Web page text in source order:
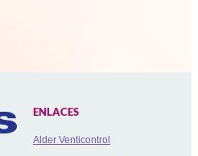
ENLACES
Alder Venticontrol